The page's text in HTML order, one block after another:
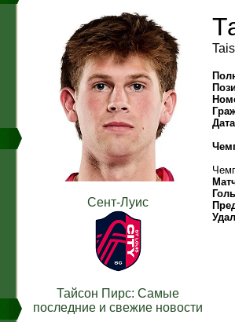
Сент-Луис
Тайсон Пирс: Самые
последние и свежие новости